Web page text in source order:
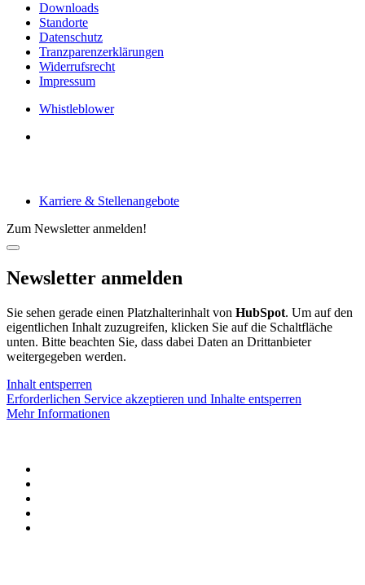
Downloads
Standorte
Datenschutz
Tranzparenzerklärungen
Widerrufsrecht
Impressum
Whistleblower
Karriere & Stellenangebote
Zum Newsletter anmelden!
Newsletter anmelden
Sie sehen gerade einen Platzhalterinhalt von HubSpot. Um auf den
eigentlichen Inhalt zuzugreifen, klicken Sie auf die Schaltfläche
unten. Bitte beachten Sie, dass dabei Daten an Drittanbieter
weitergegeben werden.
Inhalt entsperren
Erforderlichen Service akzeptieren und Inhalte entsperren
Mehr Informationen